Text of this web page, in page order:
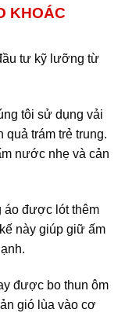
KHOÁC
tư kỹ lưỡng từ
tôi sử dụng vải
quả trám trẻ trung.
nước nhẹ và cản
áo được lót thêm
này giúp giữ ấm
được bo thun ôm
gió lùa vào cơ